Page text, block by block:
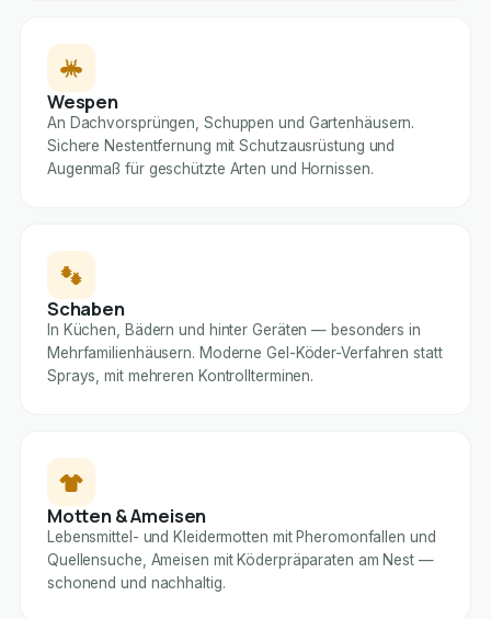
Wespen
An Dachvorsprüngen, Schuppen und Gartenhäusern.
Sichere Nestentfernung mit Schutzausrüstung und
Augenmaß für geschützte Arten und Hornissen.
Schaben
In Küchen, Bädern und hinter Geräten — besonders in
Mehrfamilienhäusern. Moderne Gel-Köder-Verfahren statt
Sprays, mit mehreren Kontrollterminen.
Motten & Ameisen
Lebensmittel- und Kleidermotten mit Pheromonfallen und
Quellensuche, Ameisen mit Köderpräparaten am Nest —
schonend und nachhaltig.